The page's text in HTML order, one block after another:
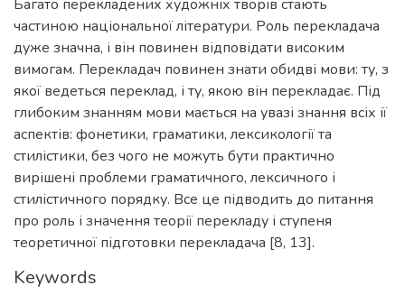
Багато перекладених художніх творів стають
частиною національної літератури. Роль перекладача
дуже значна, і він повинен відповідати високим
вимогам. Перекладач повинен знати обидві мови: ту, з
якої ведеться переклад, і ту, якою він перекладає. Під
глибоким знанням мови мається на увазі знання всіх ії
аспектів: фонетики, граматики, лексикології та
стилістики, без чого не можуть бути практично
вирішені проблеми граматичного, лексичного і
стилістичного порядку. Все це підводить до питання
про роль і значення теорії перекладу і ступеня
теоретичної підготовки перекладача [8, 13].
Keywords